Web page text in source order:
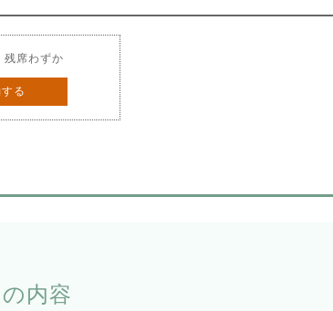
席わずか
る
内容